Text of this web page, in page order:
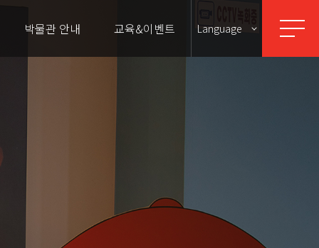
박물관 안내 교육&이벤트 Language